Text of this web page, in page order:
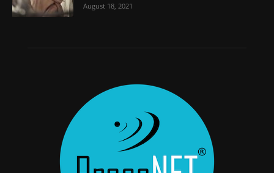
August 18, 2021